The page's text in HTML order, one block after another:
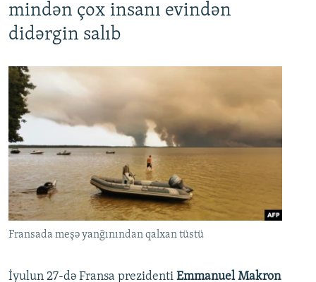
mindən çox insanı evindən
didərgin salıb
Fransada meşə yanğınından qalxan tüstü
İyulun 27-də Fransa prezidenti Emmanuel Makron